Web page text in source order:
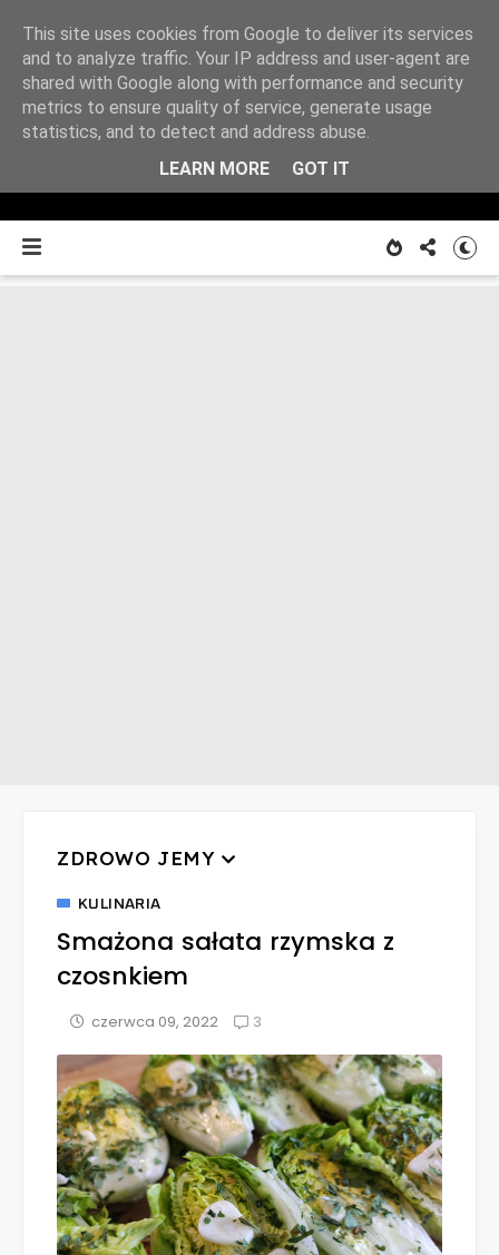
Z
notatnika
O MNIE
ZDROWO JEMY
KULINARIA
Smażona sałata rzymska z
czosnkiem
czerwca 09, 2022 3
This site uses cookies from Google to deliver its services
and to analyze traffic. Your IP address and user-agent are
shared with Google along with performance and security
metrics to ensure quality of service, generate usage
statistics, and to detect and address abuse.
LEARN MORE
GOT IT